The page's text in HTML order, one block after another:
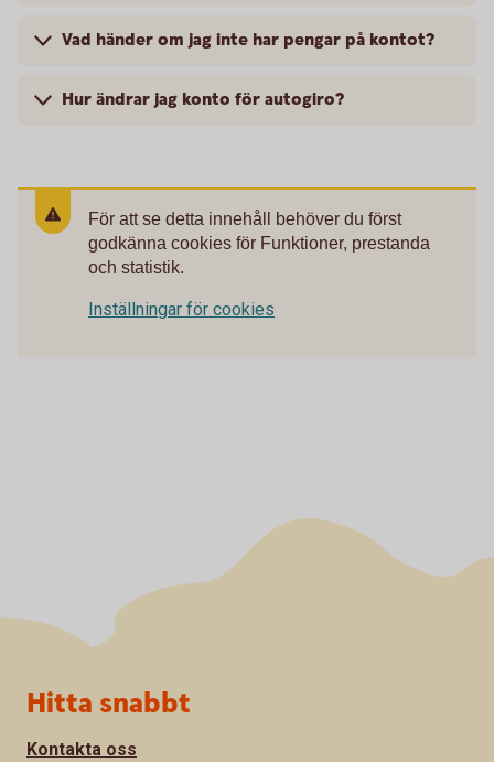
Vad händer om jag inte har pengar på kontot?
Hur ändrar jag konto för autogiro?
För att se detta innehåll behöver du först
godkänna cookies för Funktioner, prestanda
och statistik.
Inställningar för cookies
Sidfot
Hitta snabbt
Kontakta oss